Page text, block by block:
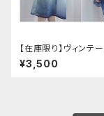
【在庫限り】ヴィンテ
トタイガー チョンサム
リーブ
¥3,500